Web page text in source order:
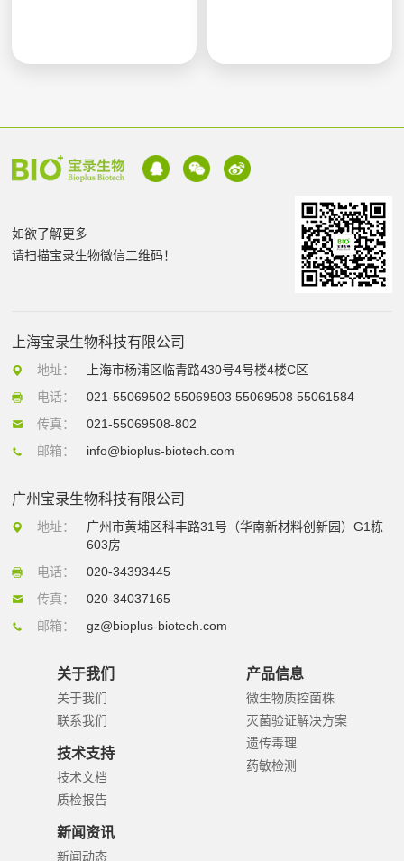
如欲了解更多
请扫描宝录生物微信二维码！
上海宝录生物科技有限公司
地址：
上海市杨浦区临青路430号4号楼4楼C区
电话：
021-55069502 55069503 55069508 55061584
传真：
021-55069508-802
邮箱：
info@bioplus-biotech.com
广州宝录生物科技有限公司
地址：
广州市黄埔区科丰路31号（华南新材料创新园）G1栋
603房
电话：
020-34393445
传真：
020-34037165
邮箱：
gz@bioplus-biotech.com
关于我们
关于我们
联系我们
技术支持
技术文档
质检报告
新闻资讯
新闻动态
产品信息
微生物质控菌株
灭菌验证解决方案
遗传毒理
药敏检测